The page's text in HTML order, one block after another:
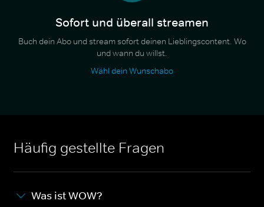
Sofort und überall streamen
Buch dein Abo und stream sofort deinen Lieblingscontent. Wo
und wann du willst.
Wähl dein Wunschabo
Häufig gestellte Fragen
Was ist WOW?